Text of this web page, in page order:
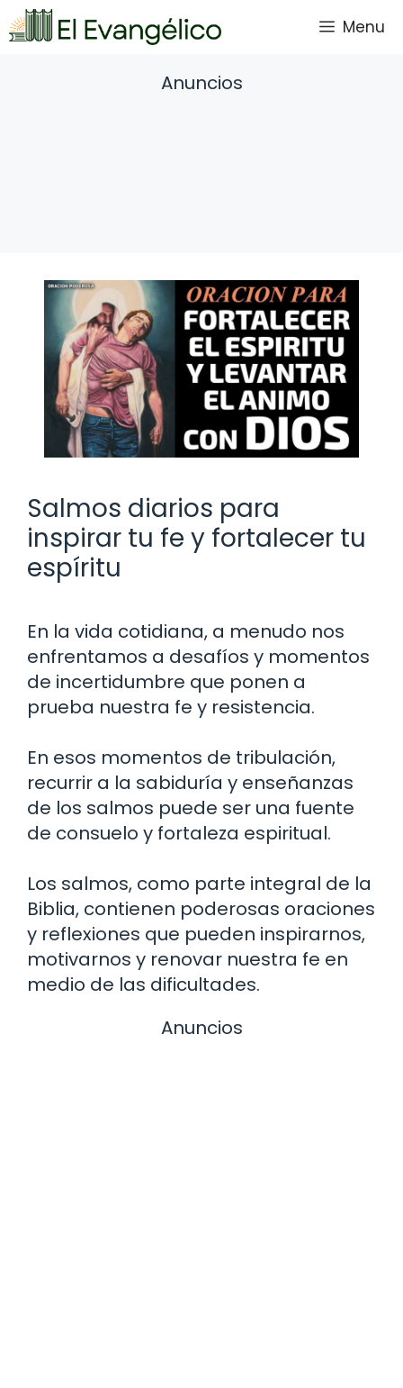
Saltar
al
Menu
Anuncios
Salmos diarios para
inspirar tu fe y fortalecer tu
espíritu
En la vida cotidiana, a menudo nos
enfrentamos a desafíos y momentos
de incertidumbre que ponen a
prueba nuestra fe y resistencia.
En esos momentos de tribulación,
recurrir a la sabiduría y enseñanzas
de los salmos puede ser una fuente
de consuelo y fortaleza espiritual.
Los salmos, como parte integral de la
Biblia, contienen poderosas oraciones
y reflexiones que pueden inspirarnos,
motivarnos y renovar nuestra fe en
medio de las dificultades.
Anuncios